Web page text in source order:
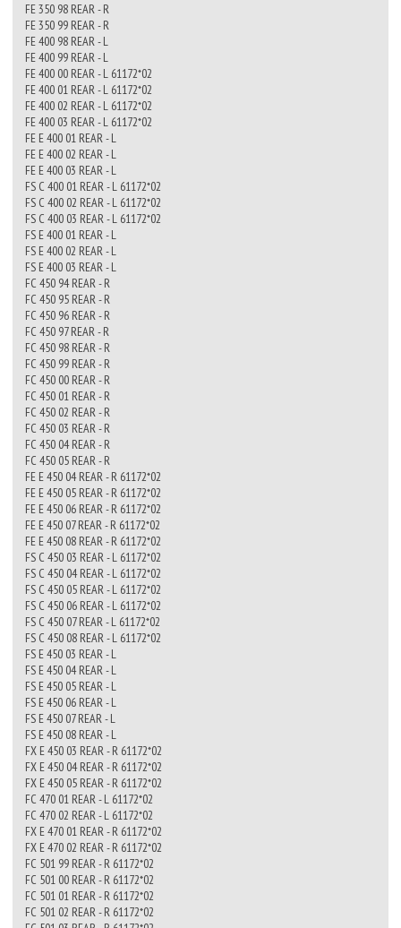
FE 350 98 REAR - R
FE 350 99 REAR - R
FE 400 98 REAR - L
FE 400 99 REAR - L
FE 400 00 REAR - L 61172*02
FE 400 01 REAR - L 61172*02
FE 400 02 REAR - L 61172*02
FE 400 03 REAR - L 61172*02
FE E 400 01 REAR - L
FE E 400 02 REAR - L
FE E 400 03 REAR - L
FS C 400 01 REAR - L 61172*02
FS C 400 02 REAR - L 61172*02
FS C 400 03 REAR - L 61172*02
FS E 400 01 REAR - L
FS E 400 02 REAR - L
FS E 400 03 REAR - L
FC 450 94 REAR - R
FC 450 95 REAR - R
FC 450 96 REAR - R
FC 450 97 REAR - R
FC 450 98 REAR - R
FC 450 99 REAR - R
FC 450 00 REAR - R
FC 450 01 REAR - R
FC 450 02 REAR - R
FC 450 03 REAR - R
FC 450 04 REAR - R
FC 450 05 REAR - R
FE E 450 04 REAR - R 61172*02
FE E 450 05 REAR - R 61172*02
FE E 450 06 REAR - R 61172*02
FE E 450 07 REAR - R 61172*02
FE E 450 08 REAR - R 61172*02
FS C 450 03 REAR - L 61172*02
FS C 450 04 REAR - L 61172*02
FS C 450 05 REAR - L 61172*02
FS C 450 06 REAR - L 61172*02
FS C 450 07 REAR - L 61172*02
FS C 450 08 REAR - L 61172*02
FS E 450 03 REAR - L
FS E 450 04 REAR - L
FS E 450 05 REAR - L
FS E 450 06 REAR - L
FS E 450 07 REAR - L
FS E 450 08 REAR - L
FX E 450 03 REAR - R 61172*02
FX E 450 04 REAR - R 61172*02
FX E 450 05 REAR - R 61172*02
FC 470 01 REAR - L 61172*02
FC 470 02 REAR - L 61172*02
FX E 470 01 REAR - R 61172*02
FX E 470 02 REAR - R 61172*02
FC 501 99 REAR - R 61172*02
FC 501 00 REAR - R 61172*02
FC 501 01 REAR - R 61172*02
FC 501 02 REAR - R 61172*02